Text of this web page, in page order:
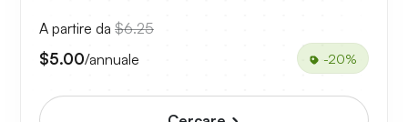
A partire da $6.25
$5.00/annuale -20%